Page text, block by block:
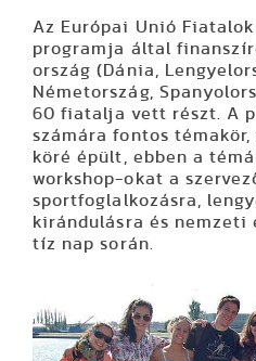
Az Európai Unió
programja által
ország (Dánia,
Németország,
60 fiatalja vett részt. A
számára fontos
köré épült, ebben a
workshop-okat a
sportfoglalkozásra,
kirándulásra és nemzeti
tíz nap során.